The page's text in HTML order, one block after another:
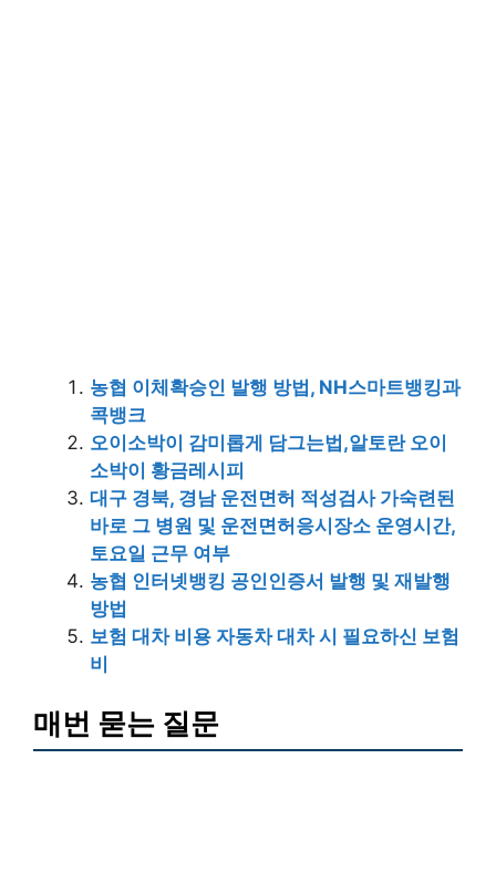
농협 이체확승인 발행 방법, NH스마트뱅킹과
콕뱅크
오이소박이 감미롭게 담그는법,알토란 오이
소박이 황금레시피
대구 경북, 경남 운전면허 적성검사 가숙련된
바로 그 병원 및 운전면허응시장소 운영시간,
토요일 근무 여부
농협 인터넷뱅킹 공인인증서 발행 및 재발행
방법
보험 대차 비용 자동차 대차 시 필요하신 보험
비
매번 묻는 질문